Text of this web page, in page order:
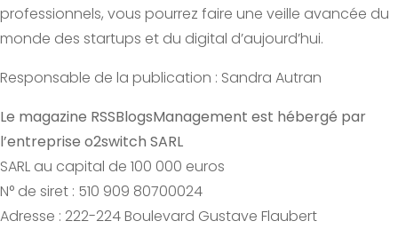
professionnels, vous pourrez faire une veille avancée du
monde des startups et du digital d’aujourd’hui.
Responsable de la publication : Sandra Autran
Le magazine RSSBlogsManagement est hébergé par
l’entreprise o2switch SARL
SARL au capital de 100 000 euros
N° de siret : 510 909 80700024
Adresse : 222-224 Boulevard Gustave Flaubert